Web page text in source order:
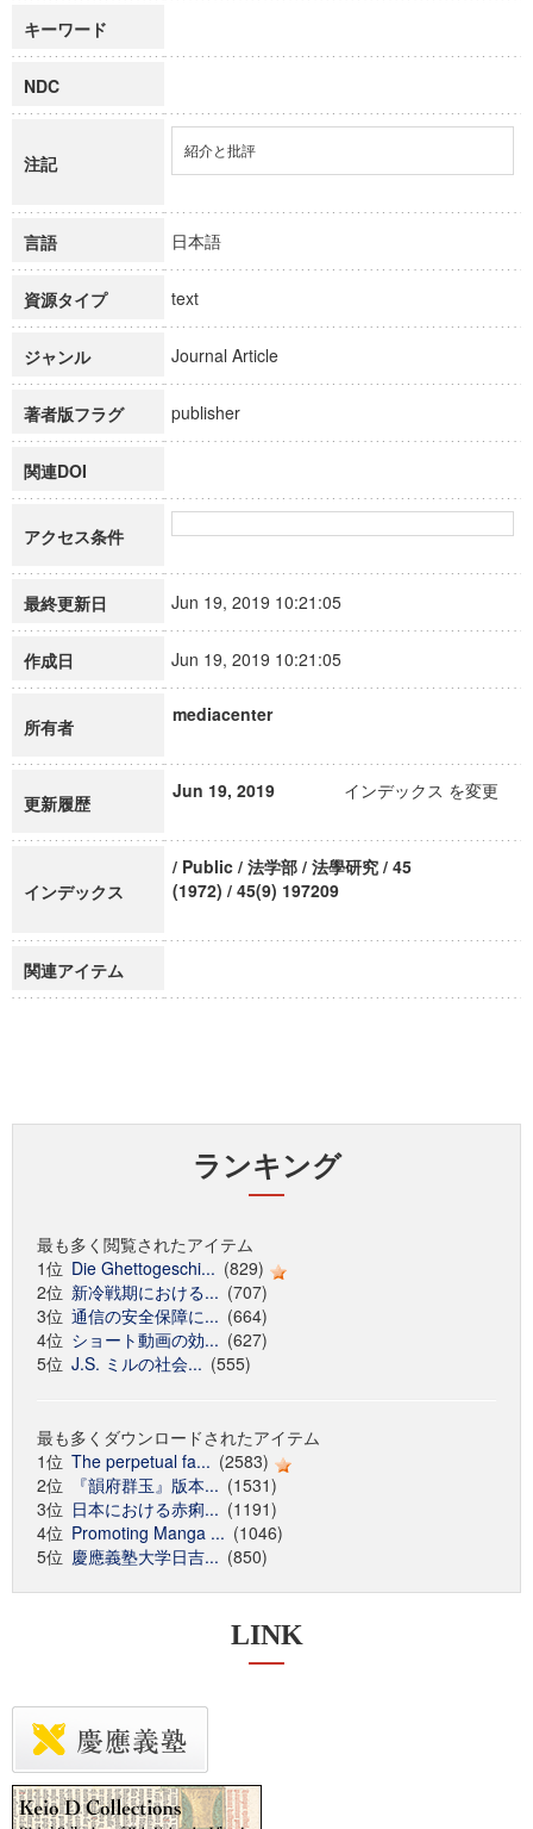
キーワード
NDC
注記
紹介と批評
言語 日本語
資源タイプ text
ジャンル Journal Article
著者版フラグ publisher
関連DOI
アクセス条件
最終更新日 Jun 19, 2019 10:21:05
作成日 Jun 19, 2019 10:21:05
所有者
mediacenter
更新履歴
Jun 19, 2019 インデックス を変更
インデックス
/ Public / 法学部 / 法學研究 / 45
(1972) / 45(9) 197209
関連アイテム
ランキング
最も多く閲覧されたアイテム
1位 Die Ghettogeschi... (829)
2位 新冷戦期における... (707)
3位 通信の安全保障に... (664)
4位 ショート動画の効... (627)
5位 J.S. ミルの社会... (555)
最も多くダウンロードされたアイテム
1位 The perpetual fa... (2583)
2位
『韻府群玉』版本... (1531)
3位 日本における赤痢... (1191)
4位 Promoting Manga ... (1046)
5位 慶應義塾大学日吉... (850)
LINK